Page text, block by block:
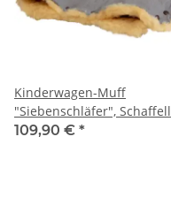
Kinderwagen-Muff
"Siebenschläfer", Schaffell
109,90 € *